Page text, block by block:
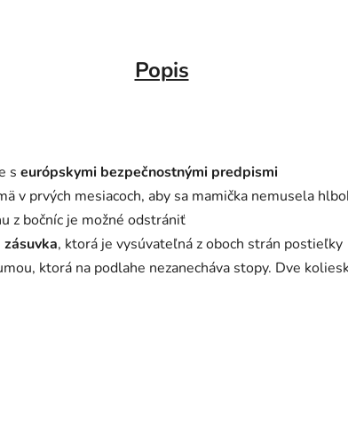
Popis
s európskymi bezpečnostnými predpismi
v prvých mesiacoch, aby sa mamička nemusela
z bočníc je možné odstrániť
, ktorá je vysúvateľná z oboch strán postieľky
ktorá na podlahe nezanecháva stopy. Dve